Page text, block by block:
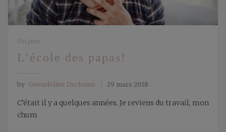
On jase
L’école des papas!
by Gwendoline Duchaine 29 mars 2018
C’était il y a quelques années. Je reviens du travail, mon
chum